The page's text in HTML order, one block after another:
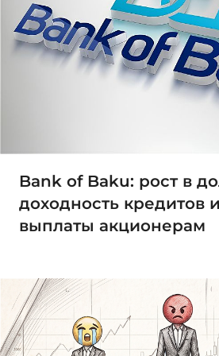
Bank of Baku: рост в
доходность кредитов
выплаты акционерам